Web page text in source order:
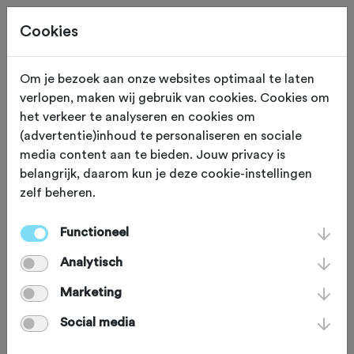
ADVERTORIAL Gewijzigd op 25 juni 2026
Schwalbe’s visie op 32”
banden: een nieuwe
standaard voor
stabiliteit, grip en
comfort
Cookies
Om je bezoek aan onze websites optimaal te laten
verlopen, maken wij gebruik van cookies. Cookies om
het verkeer te analyseren en cookies om
(advertentie)inhoud te personaliseren en sociale
media content aan te bieden. Jouw privacy is
belangrijk, daarom kun je deze cookie-instellingen
zelf beheren.
Functioneel
Analytisch
Marketing
Social media